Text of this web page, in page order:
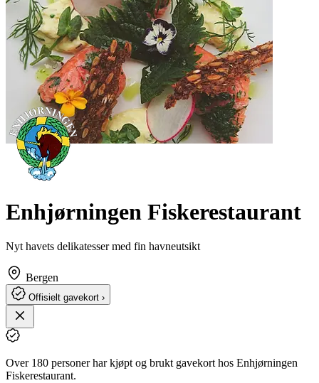
Enhjørningen Fiskerestaurant
Nyt havets delikatesser med fin havneutsikt
Bergen
Offisielt gavekort ›
Over 180 personer har kjøpt og brukt gavekort hos Enhjørningen
Fiskerestaurant.